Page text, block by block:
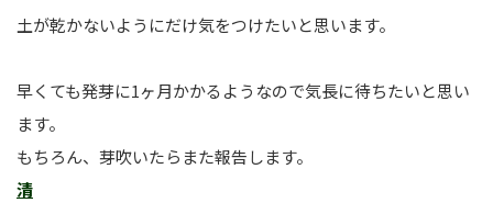
土が乾かないようにだけ気をつけたいと思います。
早くても発芽に1ヶ月かかるようなので気長に待ちたいと思い
ます。
もちろん、芽吹いたらまた報告します。
清